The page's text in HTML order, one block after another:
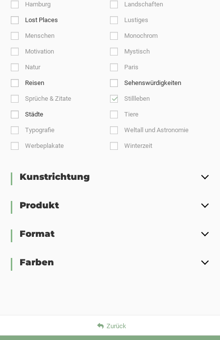
Hamburg Landschaften
Lost Places Lustiges
Menschen Monochrom
Motivation Mystisch
Natur Paris
Reisen Sehenswürdigkeiten
Sprüche & Zitate Stillleben
Städte Tiere
Typografie Weltall und Astronomie
Werbeplakate Winterzeit
Kunstrichtung
Produkt
Format
Farben
Zurück